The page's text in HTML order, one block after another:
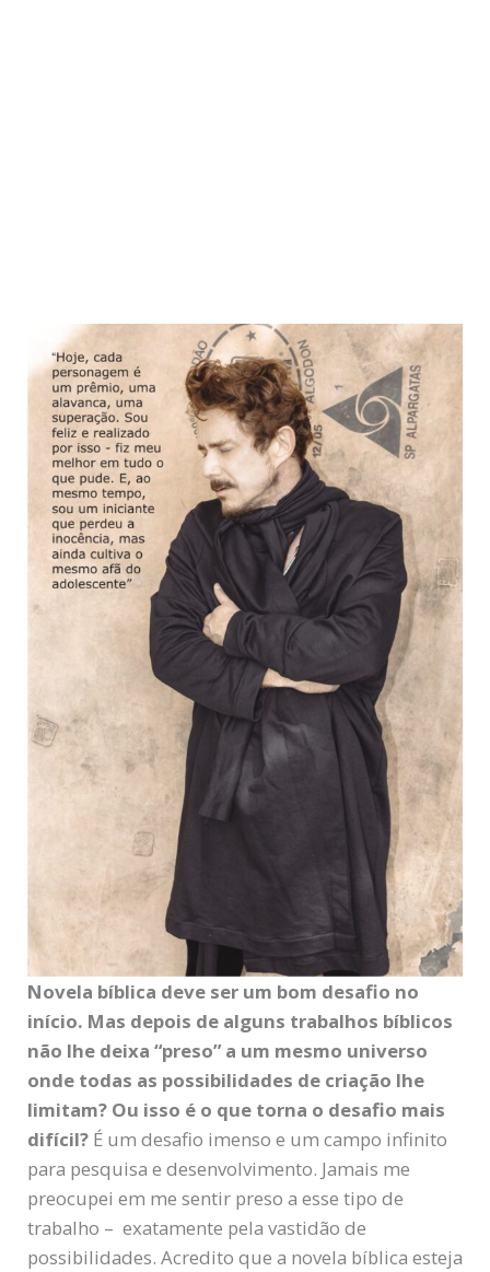
Novela bíblica deve ser um bom desafio no
início. Mas depois de alguns trabalhos bíblicos
não lhe deixa “preso” a um mesmo universo
onde todas as possibilidades de criação lhe
limitam? Ou isso é o que torna o desafio mais
difícil? É um desafio imenso e um campo infinito
para pesquisa e desenvolvimento. Jamais me
preocupei em me sentir preso a esse tipo de
trabalho – exatamente pela vastidão de
possibilidades. Acredito que a novela bíblica esteja